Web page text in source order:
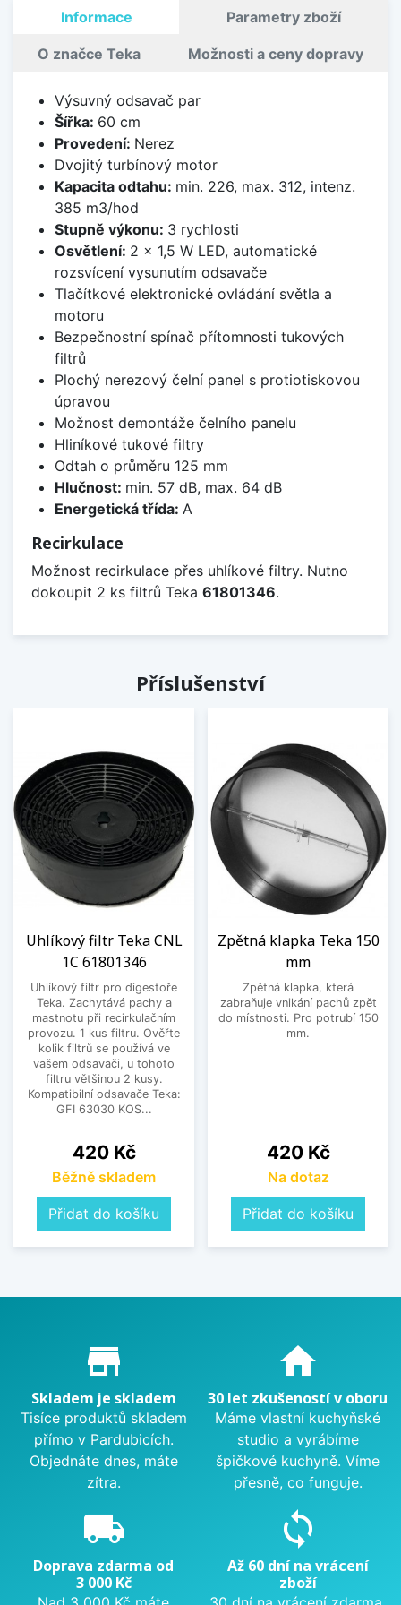
Informace Parametry zboží
O značce Teka Možnosti a ceny dopravy
Výsuvný odsavač par
Šířka: 60 cm
Provedení: Nerez
Dvojitý turbínový motor
Kapacita odtahu: min. 226, max. 312, intenz.
385 m3/hod
Stupně výkonu: 3 rychlosti
Osvětlení: 2 x 1,5 W LED, automatické
rozsvícení vysunutím odsavače
Tlačítkové elektronické ovládání světla a
motoru
Bezpečnostní spínač přítomnosti tukových
filtrů
Plochý nerezový čelní panel s protiotiskovou
úpravou
Možnost demontáže čelního panelu
Hliníkové tukové filtry
Odtah o průměru 125 mm
Hlučnost: min. 57 dB, max. 64 dB
Energetická třída: A
Recirkulace
Možnost recirkulace přes uhlíkové filtry. Nutno
dokoupit 2 ks filtrů Teka 61801346.
Příslušenství
Uhlíkový filtr Teka CNL
1C 61801346
Uhlíkový filtr pro digestoře
Teka. Zachytává pachy a
mastnotu při recirkulačním
provozu. 1 kus filtru. Ověřte
kolik filtrů se používá ve
vašem odsavači, u tohoto
filtru většinou 2 kusy.
Kompatibilní odsavače Teka:
GFI 63030 KOS...
Cena
420 Kč
Běžně skladem
Přidat do košíku
Zpětná klapka Teka 150
mm
Zpětná klapka, která
zabraňuje vnikání pachů zpět
do místnosti. Pro potrubí 150
mm.
Cena
420 Kč
Na dotaz
Přidat do košíku
Proč nakupovat u nás?
store_mall_directory
Skladem je skladem
Tisíce produktů skladem
přímo v Pardubicích.
Objednáte dnes, máte
zítra.
home
30 let zkušeností v oboru
Máme vlastní kuchyňské
studio a vyrábíme
špičkové kuchyně. Víme
přesně, co funguje.
local_shipping
Doprava zdarma od
3 000 Kč
sync
Až 60 dní na vrácení
zboží